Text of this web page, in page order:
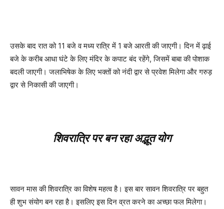
उसके बाद रात को 11 बजे व मध्य रात्रि में 1 बजे आरती की जाएगी। दिन में ढ़ाई
बजे के करीब आधा घंटे के लिए मंदिर के कपाट बंद रहेंगे, जिसमें बाबा की पोशाक
बदली जाएगी। जलाभिषेक के लिए भक्तों को नंदी द्वार से प्रवेश मिलेगा और गरुड़
द्वार से निकासी की जाएगी।
शिवरात्रि पर बन रहा अद्भूत योग
सावन मास की शिवरात्रि का विशेष महत्व है। इस बार सावन शिवरात्रि पर बहुत
ही शुभ संयोग बन रहा है। इसलिए इस दिन व्रत करने का अच्छा फल मिलेगा।